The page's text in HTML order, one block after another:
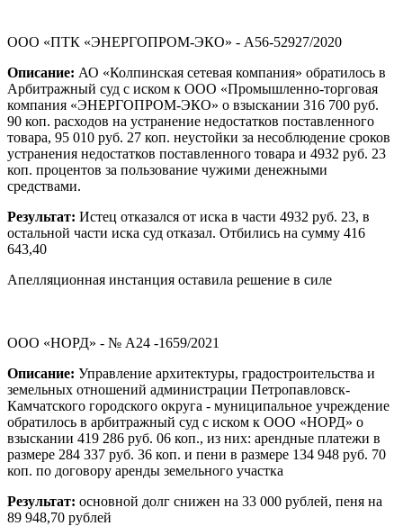
ООО «ПТК «ЭНЕРГОПРОМ-ЭКО» - А56-52927/2020
Описание: АО «Колпинская сетевая компания» обратилось в
Арбитражный суд с иском к ООО «Промышленно-торговая
компания «ЭНЕРГОПРОМ-ЭКО» о взыскании 316 700 руб.
90 коп. расходов на устранение недостатков поставленного
товара, 95 010 руб. 27 коп. неустойки за несоблюдение сроков
устранения недостатков поставленного товара и 4932 руб. 23
коп. процентов за пользование чужими денежными
средствами.
Результат: Истец отказался от иска в части 4932 руб. 23, в
остальной части иска суд отказал. Отбились на сумму 416
643,40
Апелляционная инстанция оставила решение в силе
ООО «НОРД» - № А24 -1659/2021
Описание: Управление архитектуры, градостроительства и
земельных отношений администрации Петропавловск-
Камчатского городского округа - муниципальное учреждение
обратилось в арбитражный суд с иском к ООО «НОРД» о
взыскании 419 286 руб. 06 коп., из них: арендные платежи в
размере 284 337 руб. 36 коп. и пени в размере 134 948 руб. 70
коп. по договору аренды земельного участка
Результат: основной долг снижен на 33 000 рублей, пеня на
89 948,70 рублей